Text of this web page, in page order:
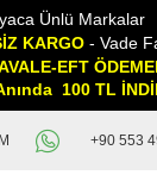
Ünlü Markalar
KARGO - Vade
EFT
nında 100 TL
+90 553